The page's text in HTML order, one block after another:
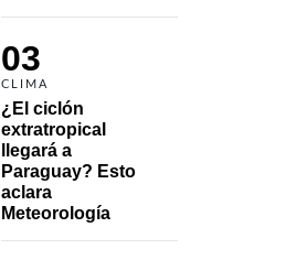
03
CLIMA
¿El ciclón
extratropical
llegará a
Paraguay? Esto
aclara
Meteorología